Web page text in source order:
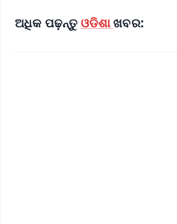
ଅଧିକ ପଢ଼ନ୍ତୁ ଓଡିଶାଖବର: